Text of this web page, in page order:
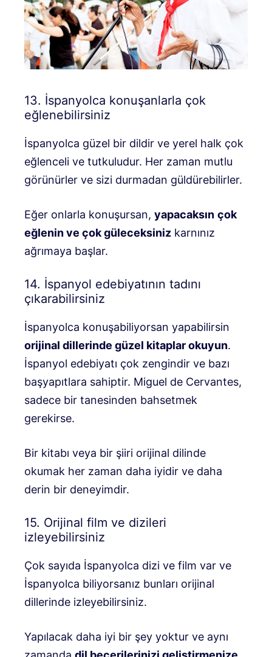
13. İspanyolca konuşanlarla çok
eğlenebilirsiniz
İspanyolca güzel bir dildir ve yerel halk çok
eğlenceli ve tutkuludur. Her zaman mutlu
görünürler ve sizi durmadan güldürebilirler.
Eğer onlarla konuşursan, yapacaksın çok
eğlenin ve çok güleceksiniz karnınız
ağrımaya başlar.
14. İspanyol edebiyatının tadını
çıkarabilirsiniz
İspanyolca konuşabiliyorsan yapabilirsin
orijinal dillerinde güzel kitaplar okuyun.
İspanyol edebiyatı çok zengindir ve bazı
başyapıtlara sahiptir. Miguel de Cervantes,
sadece bir tanesinden bahsetmek
gerekirse.
Bir kitabı veya bir şiiri orijinal dilinde
okumak her zaman daha iyidir ve daha
derin bir deneyimdir.
15. Orijinal film ve dizileri
izleyebilirsiniz
Çok sayıda İspanyolca dizi ve film var ve
İspanyolca biliyorsanız bunları orijinal
dillerinde izleyebilirsiniz.
Yapılacak daha iyi bir şey yoktur ve aynı